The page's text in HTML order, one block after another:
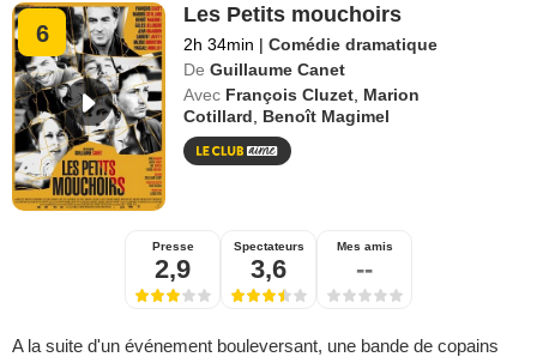
6
Les Petits mouchoirs
2h 34min | Comédie dramatique
De Guillaume Canet
Avec François Cluzet Marion
Cotillard
Benoît Magimel
Presse
2,9
Spectateurs
3,6
Mes amis
--
A la suite d'un événement bouleversant, une bande de copains